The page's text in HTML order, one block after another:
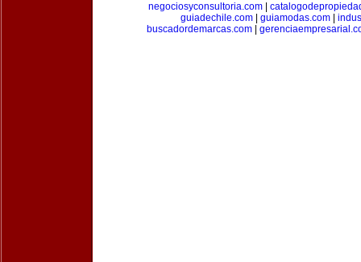
negociosyconsultoria.com|
guiadechile.com
guiamodas.com
buscadordemarcas.com|